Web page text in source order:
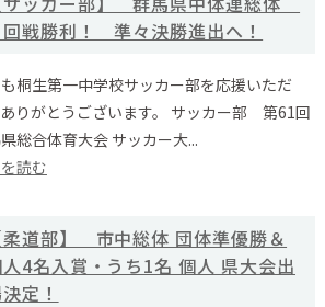
回戦勝利！ 準々決勝進出へ！
桐生第一中学校サッカー部を応援いただ
りがとうございます。 サッカー部 第61回
総合体育大会 サッカー大...
読む
柔道部】 市中総体 団体準優勝＆
4名入賞・うち1名 個人 県大会出
定！